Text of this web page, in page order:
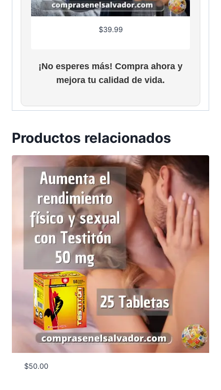
r
:
3
.
.
$
0
.
$39.99
¡No esperes más! Compra ahora y
mejora tu calidad de vida.
Productos relacionados
$50.00